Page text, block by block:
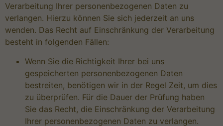
Verarbeitung Ihrer personenbezogenen Daten zu
verlangen. Hierzu können Sie sich jederzeit an uns
wenden. Das Recht auf Einschränkung der Verarbeitung
besteht in folgenden Fällen:
Wenn Sie die Richtigkeit Ihrer bei uns
gespeicherten personenbezogenen Daten
bestreiten, benötigen wir in der Regel Zeit, um dies
zu überprüfen. Für die Dauer der Prüfung haben
Sie das Recht, die Einschränkung der Verarbeitung
Ihrer personenbezogenen Daten zu verlangen.